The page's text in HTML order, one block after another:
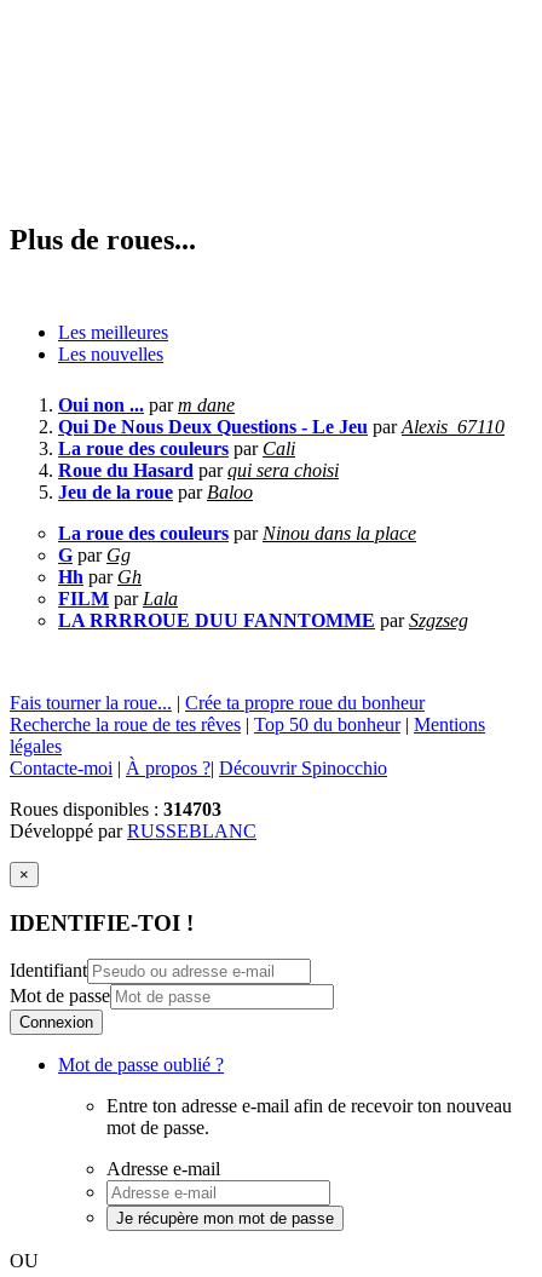
Plus de roues...
Les meilleures
Les nouvelles
Oui non ... parm dane
Qui De Nous Deux Questions - Le Jeu parAlexis_67110
La roue des couleurs par Cali
Roue du Hasard parqui sera choisi
Jeu de la roue par Baloo
La roue des couleurs par Ninou dans la place
G par Gg
Hh par Gh
FILM par Lala
LA RRRROUE DUU FANNTOMME parSzgzseg
Fais tourner la roue... | Crée ta propre roue du bonheur
Recherche la roue de tes rêves | Top 50 du bonheur| Mentions
légales
Contacte-moi | À propos ?| Découvrir Spinocchio
Roues disponibles : 314703
Développé parRUSSEBLANC
×
IDENTIFIE-TOI !
Identifiant
Mot de passe
Connexion
Mot de passe oublié ?
Entre ton adresse e-mail afin de recevoir ton nouveau
mot de passe.
Adresse e-mail
Je récupère mon mot de passe
OU